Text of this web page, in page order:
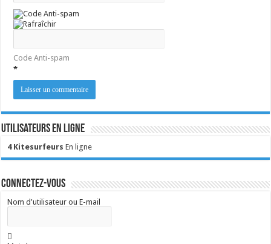
Code Anti-spam
*
Utilisateurs en ligne
4 Kitesurfeurs En ligne
Connectez-vous
Nom d'utilisateur ou E-mail